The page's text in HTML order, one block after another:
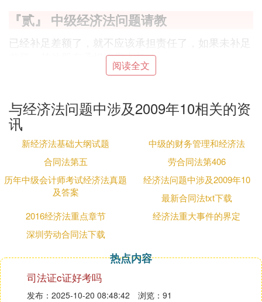
『贰』 中级经济法问题请教
已经补足差额了，就不应该承担责任了，如果未补足
差额，其他股东承担连带责任
题中：2011年底，公司取得可分配红利100万元，这
思就是出资100万。乙作价出资的房屋实际价值仅为1
00万元，此时的丙不也是“此时丙尚未缴付剩余出
资”就只是期初的50万元。;其实就是甲、乙、丙出资
各是100、100、50，比例当然就是2：2：1。
『叁』 关于经济法中物权法的三个问题。
请详细一点。
一、所有权属于丁。因为乙当初的占有是合法占有，
法律保护交易中专善意的第三者。
二、乙的属请求应该得到支持。楼道以及楼道空间是
公共面积，属于所有的业主，不能个人单独占有，除
非甲把整座房子买下来。
阅读全文
与经济法问题中涉及2009年10相关的资
讯
新经济法基础大纲试题
中级的财务管理和经济法
合同法第五
劳合同法第406
历年中级会计师考试经济法真题
及答案
经济法问题中涉及2009年10
最新合同法txt下载
2016经济法重点章节
经济法重大事件的界定
深圳劳动合同法下载
热点内容
司法证c证好考吗
发布：2025-10-20 08:48:42 浏览：91